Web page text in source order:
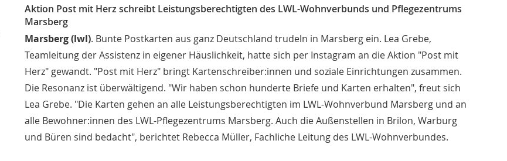
Aktion Post mit Herz schreibt Leistungsberechtigten des LWL-Wohnverbunds und Pflegezentrums
Marsberg
Marsberg (lwl). Bunte Postkarten aus ganz Deutschland trudeln in Marsberg ein. Lea Grebe,
Teamleitung der Assistenz in eigener Häuslichkeit, hatte sich per Instagram an die Aktion "Post mit
Herz" gewandt. "Post mit Herz" bringt Kartenschreiber:innen und soziale Einrichtungen zusammen.
Die Resonanz ist überwältigend. "Wir haben schon hunderte Briefe und Karten erhalten", freut sich
Lea Grebe. "Die Karten gehen an alle Leistungsberechtigten im LWL-Wohnverbund Marsberg und an
alle Bewohner:innen des LWL-Pflegezentrums Marsberg. Auch die Außenstellen in Brilon, Warburg
und Büren sind bedacht", berichtet Rebecca Müller, Fachliche Leitung des LWL-Wohnverbundes.